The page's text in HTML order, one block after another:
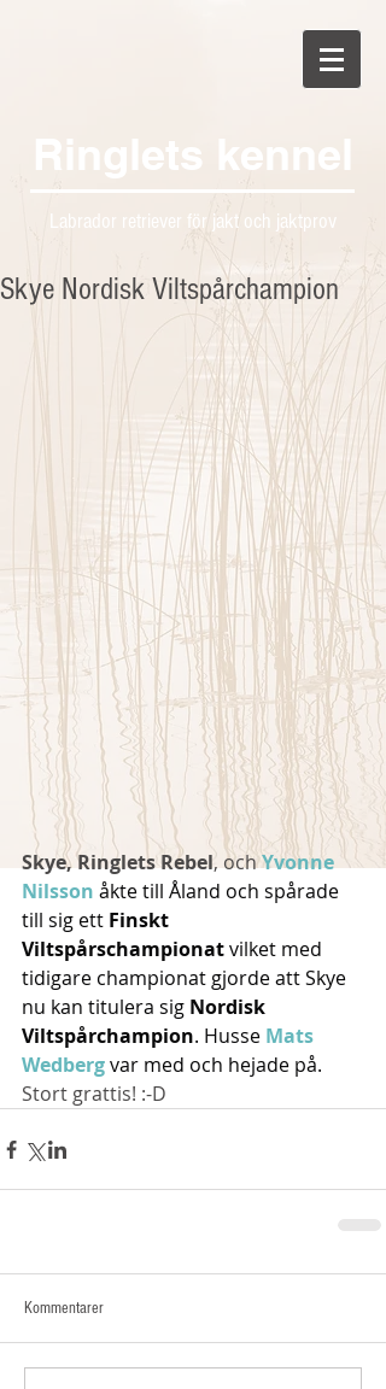
Ringlets kennel
Labrador retriever för jakt och jaktprov
Skye Nordisk Viltspårchampion
Skye, Ringlets Rebel, och Yvonne
Nilsson åkte till Åland och spårade
till sig ett Finskt
Viltspårschampionat vilket med
tidigare championat gjorde att Skye
nu kan titulera sig Nordisk
Viltspårchampion. Husse Mats
Wedberg var med och hejade på.
Stort grattis! :-D
Kommentarer